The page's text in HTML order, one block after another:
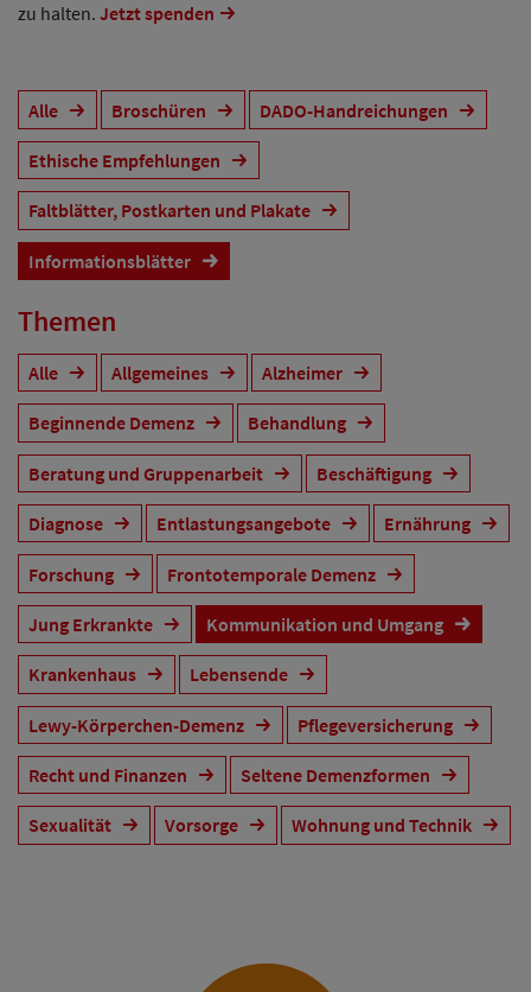
zu halten. Jetzt spenden
Alle Broschüren DADO-Handreichungen
Ethische Empfehlungen
Faltblätter, Postkarten und Plakate
Informationsblätter
Themen
Alle Allgemeines Alzheimer
Beginnende Demenz Behandlung
Beratung und Gruppenarbeit Beschäftigung
Diagnose Entlastungsangebote Ernährung
Forschung Frontotemporale Demenz
Jung Erkrankte Kommunikation und Umgang
Krankenhaus Lebensende
Lewy-Körperchen-Demenz Pflegeversicherung
Recht und Finanzen Seltene Demenzformen
Sexualität Vorsorge Wohnung und Technik